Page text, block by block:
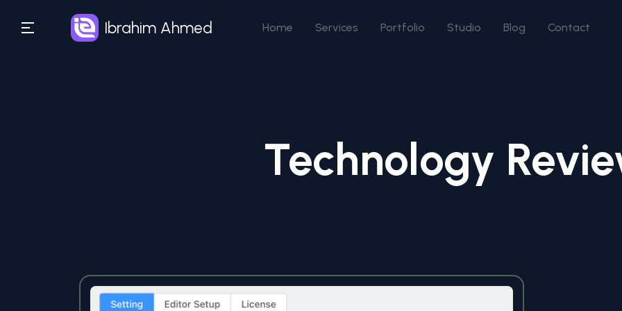
Ibrahim Ahmed Home Services Portfolio Studio Blog Contact
Technology